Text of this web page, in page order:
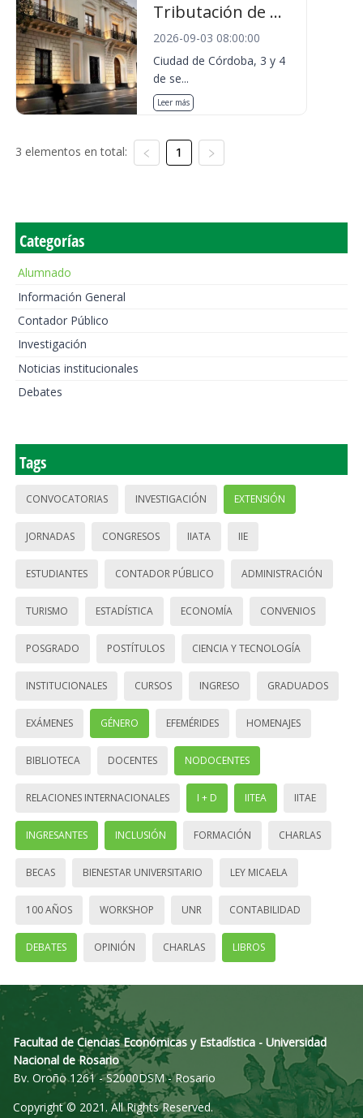
Tributación de ...
2026-09-03 08:00:00
Ciudad de Córdoba, 3 y 4
de se...
Leer más
3 elementos en total: 1
Categorías
Alumnado
Información General
Contador Público
Investigación
Noticias institucionales
Debates
Tags
CONVOCATORIAS INVESTIGACIÓN EXTENSIÓN
JORNADAS CONGRESOS IIATA IIE
ESTUDIANTES CONTADOR PÚBLICO ADMINISTRACIÓN
TURISMO ESTADÍSTICA ECONOMÍA CONVENIOS
POSGRADO POSTÍTULOS CIENCIA Y TECNOLOGÍA
INSTITUCIONALES CURSOS INGRESO GRADUADOS
EXÁMENES GÉNERO EFEMÉRIDES HOMENAJES
BIBLIOTECA DOCENTES NODOCENTES
RELACIONES INTERNACIONALES I + D IITEA IITAE
INGRESANTES INCLUSIÓN FORMACIÓN CHARLAS
BECAS BIENESTAR UNIVERSITARIO LEY MICAELA
100 AÑOS WORKSHOP UNR CONTABILIDAD
DEBATES OPINIÓN CHARLAS LIBROS
Facultad de Ciencias Económicas y Estadística - Universidad
Nacional de Rosario
Bv. Oroño 1261 - S2000DSM - Rosario
Copyright © 2021. All Rights Reserved.